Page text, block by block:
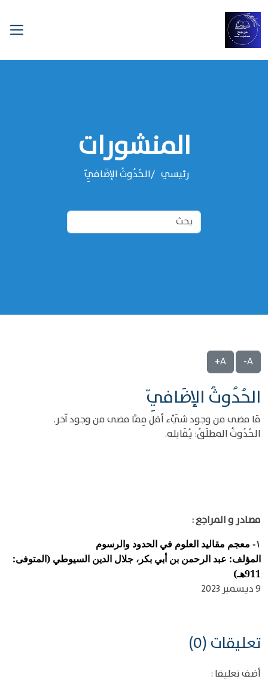
المنشورات
رئيسي الحُدُوثُ الإضَافِيّ
A-
A+
الحُدُوثُ الإضَافِيّ
مَا مضى من وجود شَيْء أقل مِمَّا مضى من وجود آخر.
الحُدُوثُ المطلَقُ: يُقَابله.
مصادر و المراجع :
١-
معجم مقاليد العلوم في الحدود والرسوم
المؤلف: عبد الرحمن بن أبي بكر، جلال الدين السيوطي (المتوفى:
911هـ)
9 ديسمبر 2023
تعليقات (0)
أضف تعليقا :